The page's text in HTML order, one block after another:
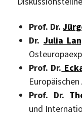
Prof. Dr.
Dr. Julia
Prof. Dr.
Prof. Dr.
und